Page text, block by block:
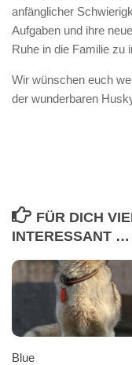
anfänglicher
Aufgaben und ihre
Ruhe in die Familie zu
Wir wünschen euch
der wunderbaren
FÜR DICH
INTERESSANT …
Blue